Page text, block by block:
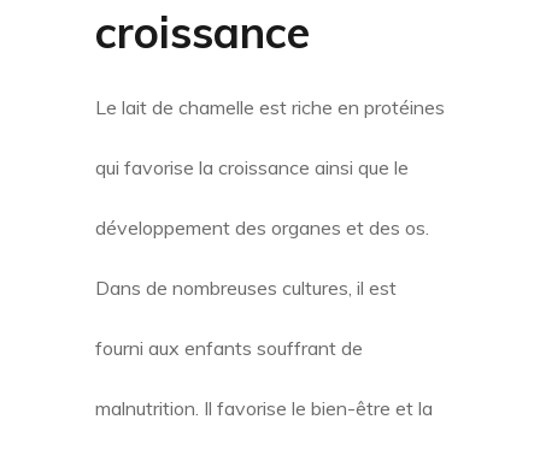
croissance
Le lait de chamelle est riche en protéines
qui favorise la croissance ainsi que le
développement des organes et des os.
Dans de nombreuses cultures, il est
fourni aux enfants souffrant de
malnutrition. Il favorise le bien-être et la